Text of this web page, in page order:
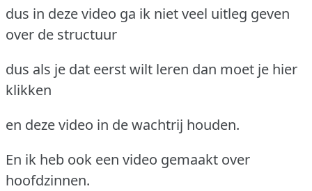
dus in deze video ga ik niet veel uitleg geven
over de structuur
dus als je dat eerst wilt leren dan moet je hier
klikken
en deze video in de wachtrij houden.
En ik heb ook een video gemaakt over
hoofdzinnen.